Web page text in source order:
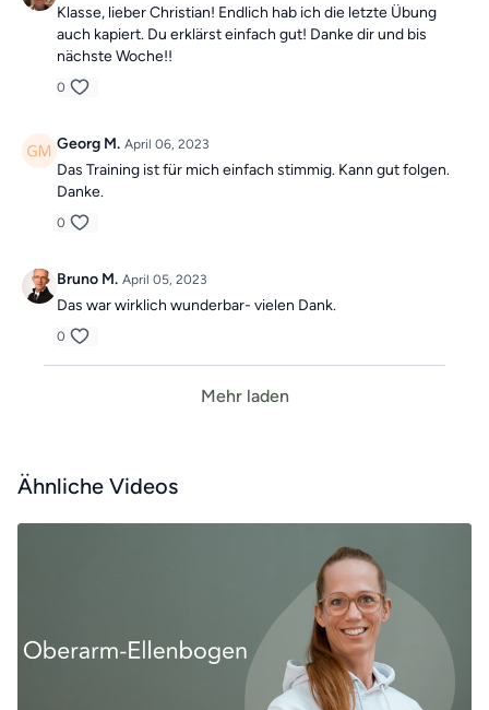
Klasse, lieber Christian! Endlich hab ich die letzte Übung
auch kapiert. Du erklärst einfach gut! Danke dir und bis
nächste Woche!!
0
Georg M. April 06, 2023
Das Training ist für mich einfach stimmig. Kann gut folgen.
Danke.
0
Bruno M. April 05, 2023
Das war wirklich wunderbar- vielen Dank.
0
Mehr laden
Ähnliche Videos